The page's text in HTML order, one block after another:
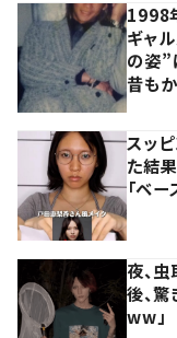
1998
ギャ
の姿”
昔もか
スッ
た結
「ベー
夜、
後、驚
ww」